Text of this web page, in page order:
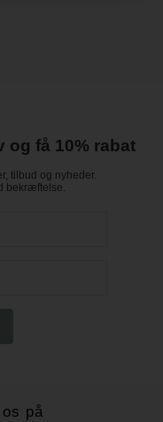
og få 10% rabat
tilbud og nyheder.
bekræftelse.
på